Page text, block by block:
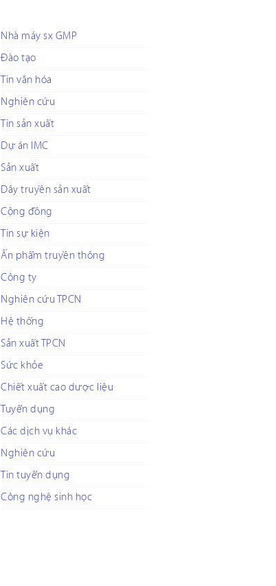
Nhà máy sx GMP
Đào tạo
Tin văn hóa
Nghiên cứu
Tin sản xuất
Dự án IMC
Sản xuất
Dây truyền sản xuất
Cộng đồng
Tin sự kiện
Ấn phẩm truyền thông
Công ty
Nghiên cứu TPCN
Hệ thống
Sản xuất TPCN
Sức khỏe
Chiết xuất cao dược liệu
Tuyển dụng
Các dịch vụ khác
Nghiên cứu
Tin tuyển dụng
Công nghệ sinh học